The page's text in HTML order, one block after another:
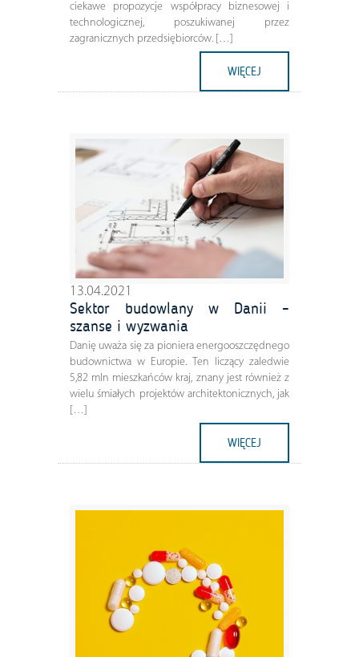
ciekawe propozycje współpracy biznesowej i
technologicznej, poszukiwanej przez
zagranicznych przedsiębiorców. […]
WIĘCEJ
13.04.2021
Sektor budowlany w Danii –
szanse i wyzwania
Danię uważa się za pioniera energooszczędnego
budownictwa w Europie. Ten liczący zaledwie
5,82 mln mieszkańców kraj, znany jest również z
wielu śmiałych projektów architektonicznych, jak
[…]
WIĘCEJ